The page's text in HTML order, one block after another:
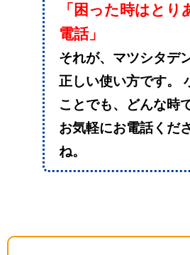
「困った時はとり
電話」
それが、マツシタデ
正しい使い方です。
ことでも、どんな時
お気軽にお電話くだ
ね。